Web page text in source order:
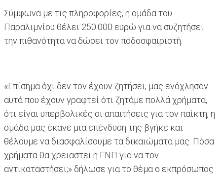
Σύμφωνα με τις πληροφορίες, η ομάδα του
Παραλιμνίου θέλει 250.000 ευρώ για να συζητήσει
την πιθανότητα να δώσει τον ποδοσφαιριστή.
«Επίσημα όχι δεν τον έχουν ζητήσει, μας ενόχλησαν
αυτά που έχουν γραφτεί ότι ζητάμε πολλά χρήματα,
ότι είναι υπερβολικές οι απαιτήσεις για τον παίκτη, η
ομάδα μας έκανε μια επένδυση της βγήκε και
θέλουμε να διασφαλίσουμε τα δικαιώματα μας. Πόσα
χρήματα θα χρειαστει η ΕΝΠ για να τον
αντικαταστήσει;» δήλωσε για το θέμα ο εκπρόσωπος